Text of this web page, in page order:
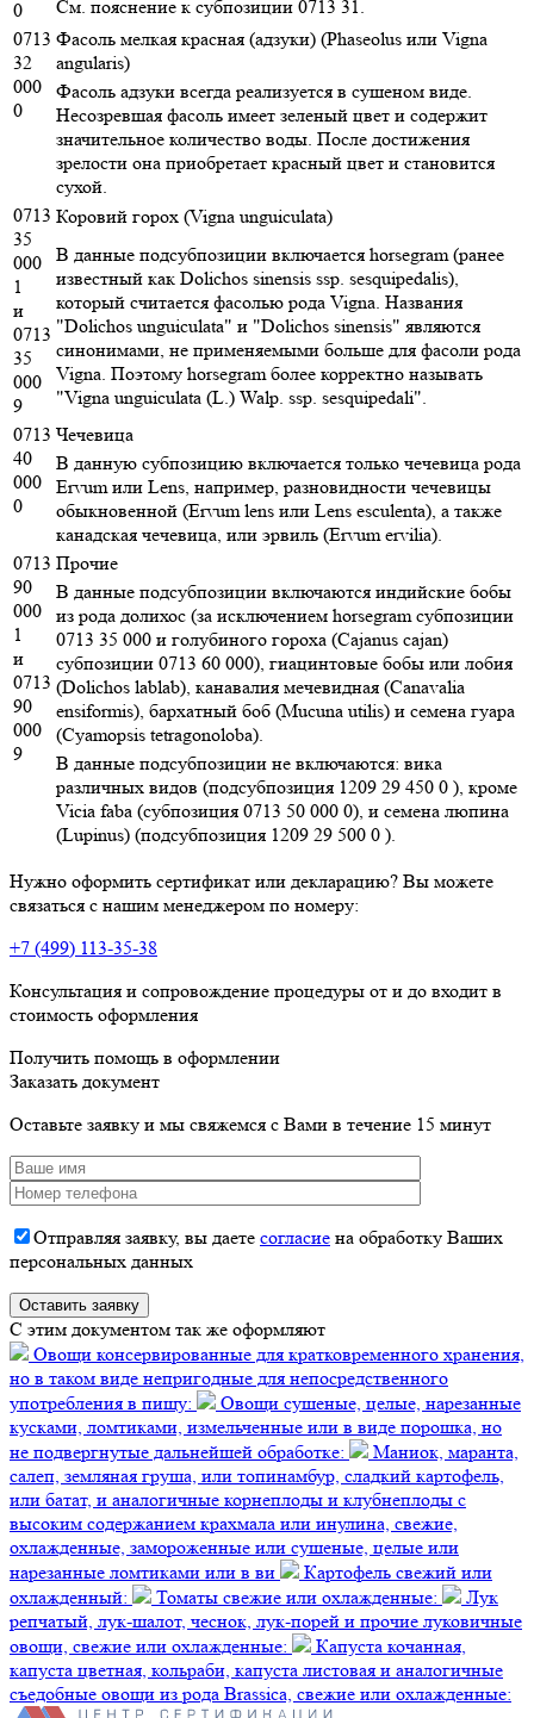
0
См. пояснение к субпозиции 0713 31.
0713
32
000
0
Фасоль мелкая красная (адзуки) (Phaseolus или Vigna
angularis)
Фасоль адзуки всегда реализуется в сушеном виде.
Несозревшая фасоль имеет зеленый цвет и содержит
значительное количество воды. После достижения
зрелости она приобретает красный цвет и становится
сухой.
0713
35
000
1
и
0713
35
000
9
Коровий горох (Vigna unguiculata)
В данные подсубпозиции включается horsegram (ранее
известный как Dolichos sinensis ssp. sesquipedalis),
который считается фасолью рода Vigna. Названия
"Dolichos unguiculata" и "Dolichos sinensis" являются
синонимами, не применяемыми больше для фасоли рода
Vigna. Поэтому horsegram более корректно называть
"Vigna unguiculata (L.) Walp. ssp. sesquipedali".
0713
40
000
0
Чечевица
В данную субпозицию включается только чечевица рода
Ervum или Lens, например, разновидности чечевицы
обыкновенной (Ervum lens или Lens esculenta), а также
канадская чечевица, или эрвиль (Ervum ervilia).
0713
90
000
1
и
0713
90
000
9
Прочие
В данные подсубпозиции включаются индийские бобы
из рода долихос (за исключением horsegram субпозиции
0713 35 000 и голубиного гороха (Cajanus cajan)
субпозиции 0713 60 000), гиацинтовые бобы или лобия
(Dolichos lablab), канавалия мечевидная (Canavalia
ensiformis), бархатный боб (Mucuna utilis) и семена гуара
(Cyamopsis tetragonoloba).
В данные подсубпозиции не включаются: вика
различных видов (подсубпозиция 1209 29 450 0 ), кроме
Vicia faba (субпозиция 0713 50 000 0), и семена люпина
(Lupinus) (подсубпозиция 1209 29 500 0 ).
Нужно оформить сертификат или декларацию? Вы можете
связаться с нашим менеджером по номеру:
+7 (499) 113-35-38
Консультация и сопровождение процедуры от и до входит в
стоимость оформления
Получить помощь в оформлении
Заказать документ
Оставьте заявку и мы свяжемся с Вами в течение 15 минут
Отправляя заявку, вы даете согласие на обработку Ваших
персональных данных
C этим документом так же оформляют
Овощи консервированные для кратковременного хранения,
но в таком виде непригодные для непосредственного
употребления в пищу:
Овощи сушеные, целые, нарезанные
кусками, ломтиками, измельченные или в виде порошка, но
не подвергнутые дальнейшей обработке:
Маниок, маранта,
салеп, земляная груша, или топинамбур, сладкий картофель,
или батат, и аналогичные корнеплоды и клубнеплоды с
высоким содержанием крахмала или инулина, свежие,
охлажденные, замороженные или сушеные, целые или
нарезанные ломтиками или в ви
Картофель свежий или
охлажденный:
Томаты свежие или охлажденные:
Лук
репчатый, лук-шалот, чеснок, лук-порей и прочие луковичные
овощи, свежие или охлажденные:
Капуста кочанная,
капуста цветная, кольраби, капуста листовая и аналогичные
съедобные овощи из рода Brassica, свежие или охлажденные: